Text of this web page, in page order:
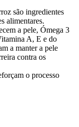
são ingredientes
alimentares.
a pele, Ómega 3
A, E e do
a manter a pele
contra os
o processo